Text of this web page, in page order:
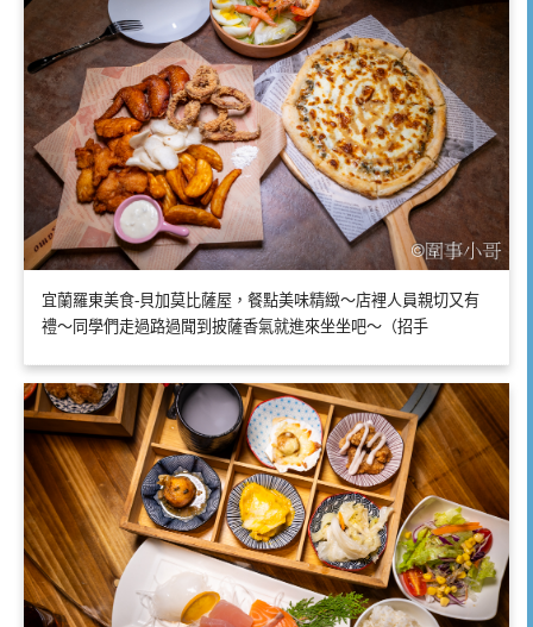
宜蘭羅東美食-貝加莫比薩屋，餐點美味精緻～店裡人員親切又有
禮～同學們走過路過聞到披薩香氣就進來坐坐吧～（招手